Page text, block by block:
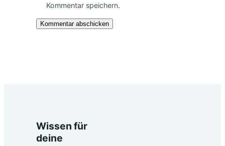
Kommentar speichern.
Wissen für
deine